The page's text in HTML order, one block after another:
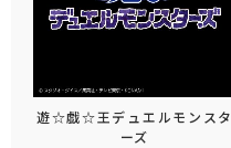
遊☆戯☆王デュエルモンスタ
ーズ